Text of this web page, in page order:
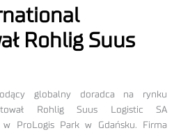
Rohlig Suus
globalny doradca na rynku
Rohlig Suus Logistic SA
ProLogis Park w Gdańsku. Firma